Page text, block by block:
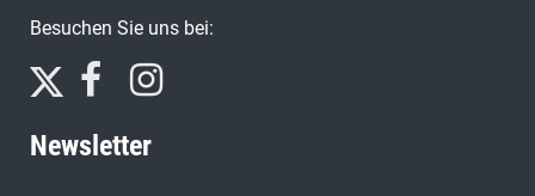
Besuchen Sie uns bei:
Newsletter